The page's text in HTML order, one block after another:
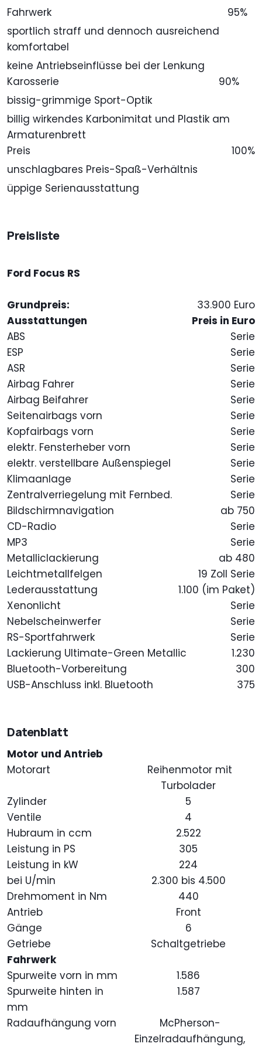
Fahrwerk
95%
sportlich straff und dennoch ausreichend
komfortabel
keine Antriebseinflüsse bei der Lenkung
Karosserie
90%
bissig-grimmige Sport-Optik
billig wirkendes Karbonimitat und Plastik am
Armaturenbrett
Preis
100%
unschlagbares Preis-Spaß-Verhältnis
üppige Serienausstattung
Preisliste
Ford Focus RS
Grundpreis:
33.900 Euro
Ausstattungen
Preis in Euro
ABS
Serie
ESP
Serie
ASR
Serie
Airbag Fahrer
Serie
Airbag Beifahrer
Serie
Seitenairbags vorn
Serie
Kopfairbags vorn
Serie
elektr. Fensterheber vorn
Serie
elektr. verstellbare Außenspiegel
Serie
Klimaanlage
Serie
Zentralverriegelung mit Fernbed.
Serie
Bildschirmnavigation
ab 750
CD-Radio
Serie
MP3
Serie
Metalliclackierung
ab 480
Leichtmetallfelgen
19 Zoll Serie
Lederausstattung
1.100 (im Paket)
Xenonlicht
Serie
Nebelscheinwerfer
Serie
RS-Sportfahrwerk
Serie
Lackierung Ultimate-Green Metallic
1.230
Bluetooth-Vorbereitung
300
USB-Anschluss inkl. Bluetooth
375
Datenblatt
Motor und Antrieb
Motorart
Reihenmotor mit
Turbolader
Zylinder
5
Ventile
4
Hubraum in ccm
2.522
Leistung in PS
305
Leistung in kW
224
bei U/min
2.300 bis 4.500
Drehmoment in Nm
440
Antrieb
Front
Gänge
6
Getriebe
Schaltgetriebe
Fahrwerk
Spurweite vorn in mm
1.586
Spurweite hinten in
mm
1.587
Radaufhängung vorn
McPherson-
Einzelradaufhängung,